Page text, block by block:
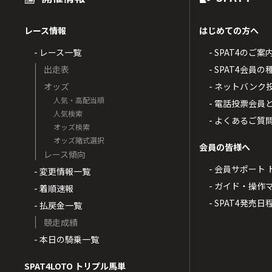
レース情報
- レース一覧
出走表
オッズ
人気・高配当順
人気検索
オッズ検索
オッズ賭式選択
レース傾向
- 変更情報一覧
- 着順速報
- 払戻金一覧
競走成績
- 本日の騎乗一覧
SPAT4LOTO トリプル馬単
はじめての方へ
- SPAT4のご案
- SPAT4会員の
- ネットバンク
- 電話投票会員
- よくあるご質
会員の皆様へ
- 会員サポート
- ガイド・操作
- SPAT4発売日